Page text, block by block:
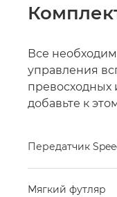
Все
управления
добавьте к
Передатчик
Мягкий футляр